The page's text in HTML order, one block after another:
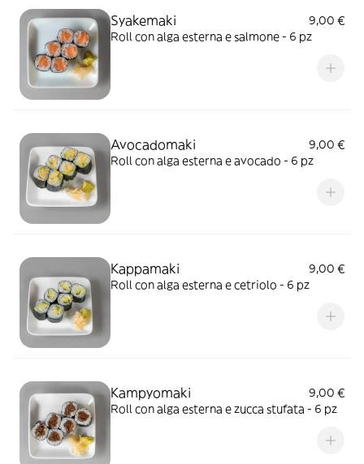
Syakemaki
9,00 €
Roll con alga esterna e salmone - 6 pz
Avocadomaki
9,00 €
Roll con alga esterna e avocado - 6 pz
Kappamaki
9,00 €
Roll con alga esterna e cetriolo - 6 pz
Kampyomaki
9,00 €
Roll con alga esterna e zucca stufata - 6 pz